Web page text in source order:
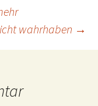
wahrhaben →